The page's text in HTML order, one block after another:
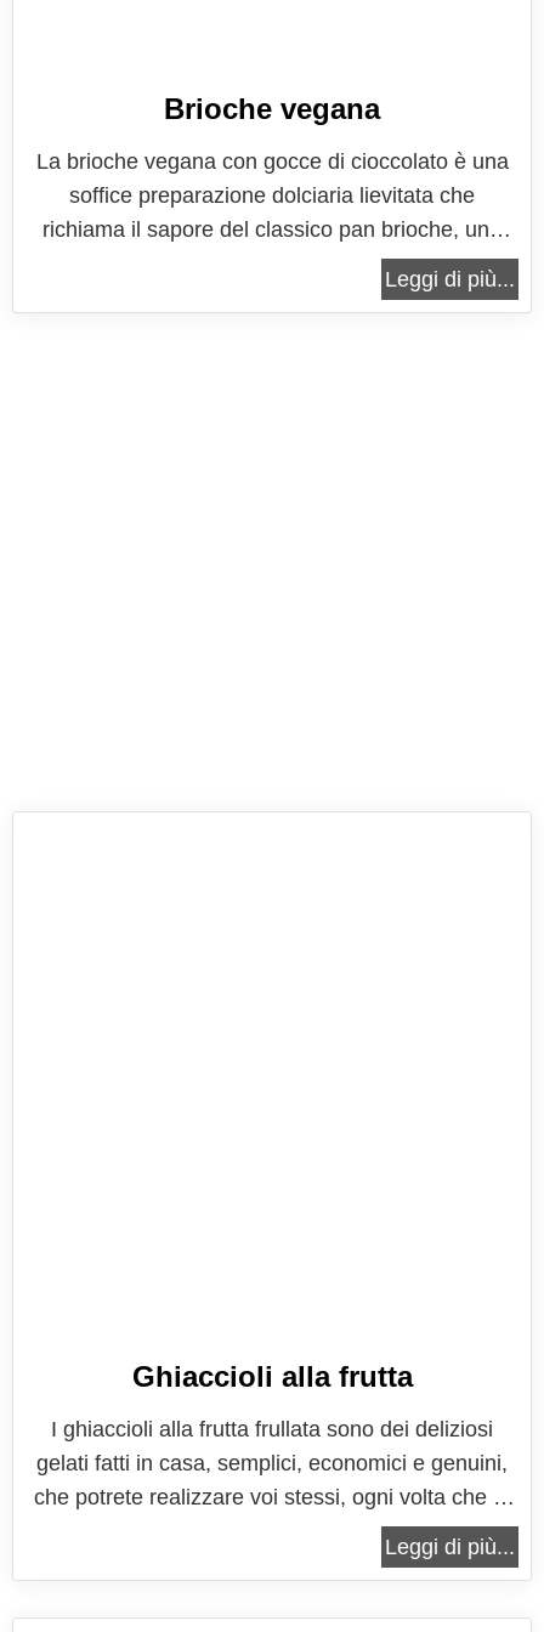
Brioche vegana
La brioche vegana con gocce di cioccolato è una
soffice preparazione dolciaria lievitata che
richiama il sapore del classico pan brioche, uno
dei lievitati dolci più amati, pur rispettando una lista
degli ingredienti vegana, quindi senza uova, senza
Leggi di più...
Ghiaccioli alla frutta
I ghiaccioli alla frutta frullata sono dei deliziosi
gelati fatti in casa, semplici, economici e genuini,
che potrete realizzare voi stessi, ogni volta che lo
vorrete. Gli ingredienti di base che vi serviranno
sono la frutta (ovviamente) che potrete scegliere
Leggi di più...